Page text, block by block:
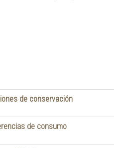
de conservación
de consumo